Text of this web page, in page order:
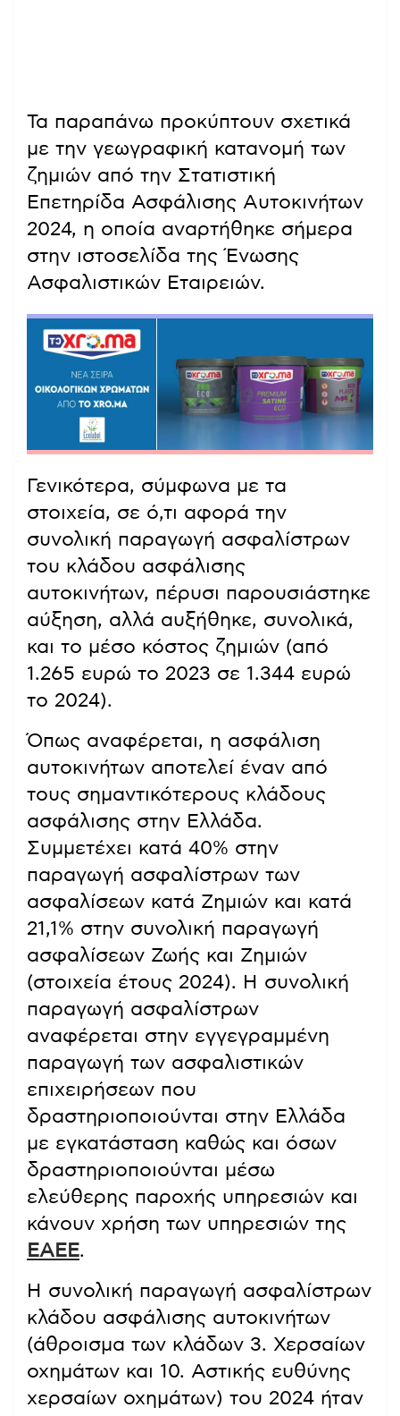
Τα παραπάνω προκύπτουν σχετικά
με την γεωγραφική κατανομή των
ζημιών από την Στατιστική
Επετηρίδα Ασφάλισης Αυτοκινήτων
2024, η οποία αναρτήθηκε σήμερα
στην ιστοσελίδα της Ένωσης
Ασφαλιστικών Εταιρειών.
Γενικότερα, σύμφωνα με τα
στοιχεία, σε ό,τι αφορά την
συνολική παραγωγή ασφαλίστρων
του κλάδου ασφάλισης
αυτοκινήτων, πέρυσι παρουσιάστηκε
αύξηση, αλλά αυξήθηκε, συνολικά,
και το μέσο κόστος ζημιών (από
1.265 ευρώ το 2023 σε 1.344 ευρώ
το 2024).
Όπως αναφέρεται, η ασφάλιση
αυτοκινήτων αποτελεί έναν από
τους σημαντικότερους κλάδους
ασφάλισης στην Ελλάδα.
Συμμετέχει κατά 40% στην
παραγωγή ασφαλίστρων των
ασφαλίσεων κατά Ζημιών και κατά
21,1% στην συνολική παραγωγή
ασφαλίσεων Ζωής και Ζημιών
(στοιχεία έτους 2024). Η συνολική
παραγωγή ασφαλίστρων
αναφέρεται στην εγγεγραμμένη
παραγωγή των ασφαλιστικών
επιχειρήσεων που
δραστηριοποιούνται στην Ελλάδα
με εγκατάσταση καθώς και όσων
δραστηριοποιούνται μέσω
ελεύθερης παροχής υπηρεσιών και
κάνουν χρήση των υπηρεσιών της
ΕΑΕΕ.
Η συνολική παραγωγή ασφαλίστρων
κλάδου ασφάλισης αυτοκινήτων
(άθροισμα των κλάδων 3. Χερσαίων
οχημάτων και 10. Αστικής ευθύνης
χερσαίων οχημάτων) του 2024 ήταν